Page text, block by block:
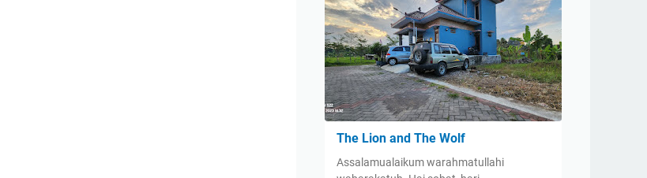
The Lion and The Wolf
Assalamualaikum warahmatullahi